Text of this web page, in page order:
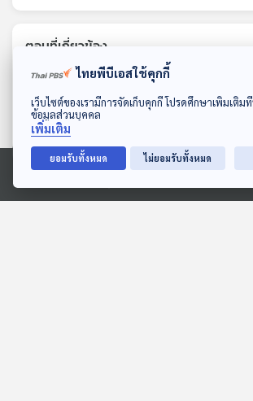
ดาวน์โหลด Thai PBS Podcast Application
Ⓒ 2020 องค์การกระจายเสียงและแพร่ภาพสาธารณะแห่งประเทศไทย
ตอนที่เกี่ยวข้อง
ไทยพีบีเอสใช้คุกกี้
เว็บไซต์ของเรามีการจัดเก็บคุกกี้ โปรดศึกษาเพิ่มเติม
ข้อมูลส่วนบุคคล
เพิ่มเติม
ยอมรับทั้งหมด ไม่ยอมรับทั้งหมด